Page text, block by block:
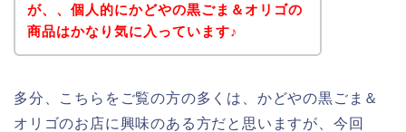
が、、個人的にかどやの黒ごま＆オリゴの
商品はかなり気に入っています♪
多分、こちらをご覧の方の多くは、かどやの黒ごま＆
オリゴのお店に興味のある方だと思いますが、今回